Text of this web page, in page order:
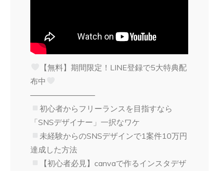
【無料】期間限定！LINE登録で5大特典配
布中
────────────
初心者からフリーランスを目指すなら
「SNSデザイナー」一択なワケ
未経験からのSNSデザインで1案件10万円
達成した方法
【初心者必見】canvaで作るインスタデザ